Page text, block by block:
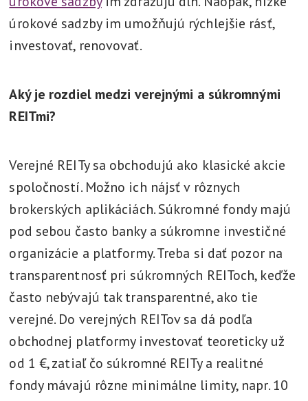
úrokové sadzby im umožňujú rýchlejšie rásť,
investovať, renovovať.
Aký je rozdiel medzi verejnými a súkromnými
REITmi?
Verejné REITy sa obchodujú ako klasické akcie
spoločností. Možno ich nájsť v rôznych
brokerských aplikáciách. Súkromné fondy majú
pod sebou často banky a súkromne investičné
organizácie a platformy. Treba si dať pozor na
transparentnosť pri súkromných REIToch, keďže
často nebývajú tak transparentné, ako tie
verejné. Do verejných REITov sa dá podľa
obchodnej platformy investovať teoreticky už
od 1 €, zatiaľ čo súkromné REITy a realitné
fondy mávajú rôzne minimálne limity, napr. 10